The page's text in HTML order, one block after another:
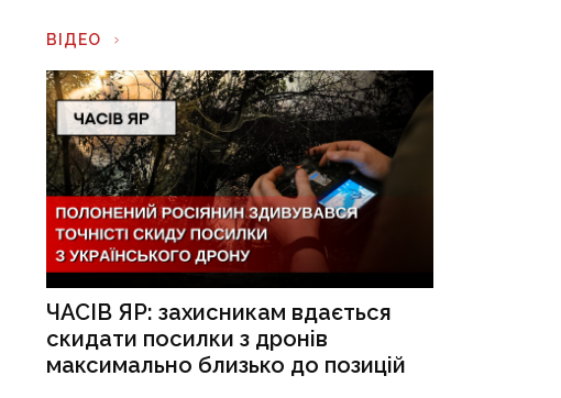
ВІДЕО
ЧАСІВ ЯР: захисникам вдається
скидати посилки з дронів
максимально близько до позицій